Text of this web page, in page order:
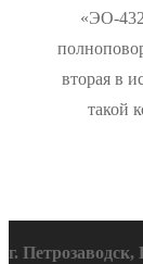
«ЭО-
вторая в
такой
г.